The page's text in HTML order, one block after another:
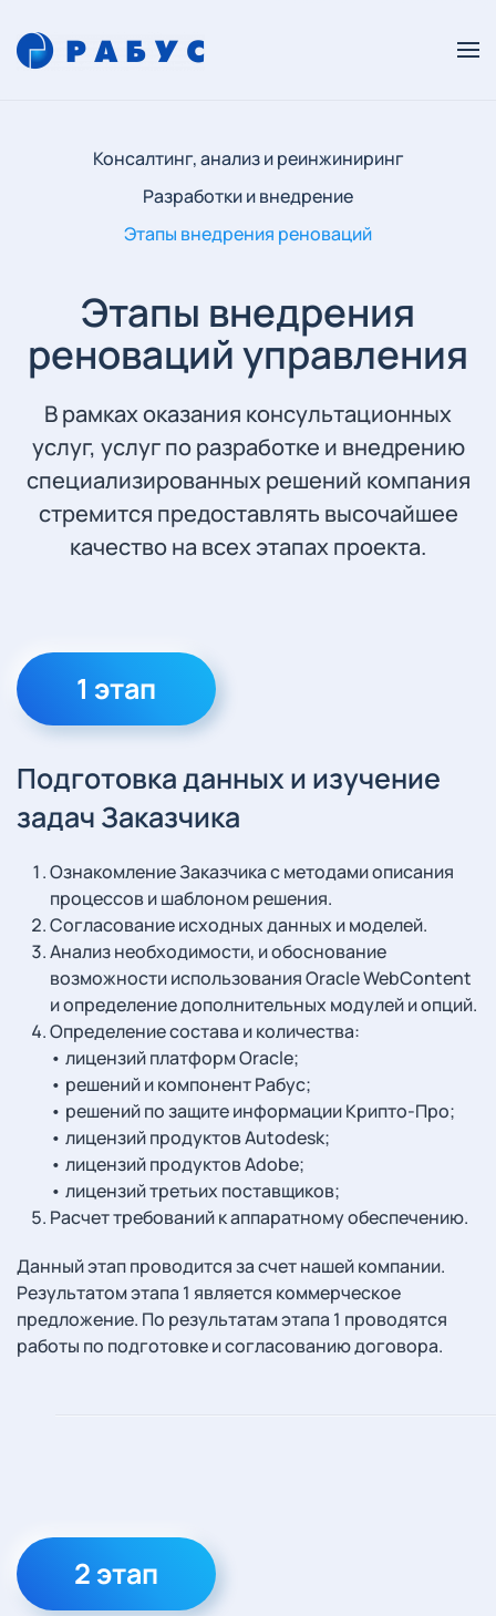
Консалтинг, анализ и реинжиниринг
Разработки и внедрение
Этапы внедрения реноваций
Этапы внедрения
реноваций управления
В рамках оказания консультационных
услуг, услуг по разработке и внедрению
специализированных решений компания
стремится предоставлять высочайшее
качество на всех этапах проекта.
1 этап
Подготовка данных и изучение
задач Заказчика
Ознакомление Заказчика с методами описания
процессов и шаблоном решения.
Согласование исходных данных и моделей.
Анализ необходимости, и обоснование
возможности использования Oracle WebContent
и определение дополнительных модулей и опций.
Определение состава и количества:
• лицензий платформ Oracle;
• решений и компонент Рабус;
• решений по защите информации Крипто-Про;
• лицензий продуктов Autodesk;
• лицензий продуктов Adobe;
• лицензий третьих поставщиков;
Расчет требований к аппаратному обеспечению.
Данный этап проводится за счет нашей компании.
Результатом этапа 1 является коммерческое
предложение. По результатам этапа 1 проводятся
работы по подготовке и согласованию договора.
2 этап